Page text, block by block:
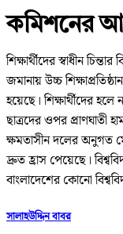
কমিশনের
শিক্ষার্থীদের স্বাধীন
জমানায় উচ্চ
হয়েছে। শিক্ষার্থীদের
ছাত্রদের ওপর প্রাণঘাতী
ক্ষমতাসীন দলের অনুগত
দ্রুত হ্রাস পেয়েছে।
বাংলাদেশের কোনো
সালাহউদ্দিন বাবর